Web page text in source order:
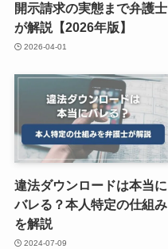
開示請求の実態まで弁護士
が解説【2026年版】
2026-04-01
違法ダウンロードは本当に
バレる？本人特定の仕組み
を解説
2024-07-09